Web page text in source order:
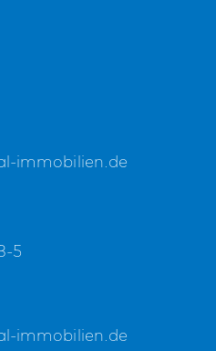
immobilien.de
5
immobilien.de